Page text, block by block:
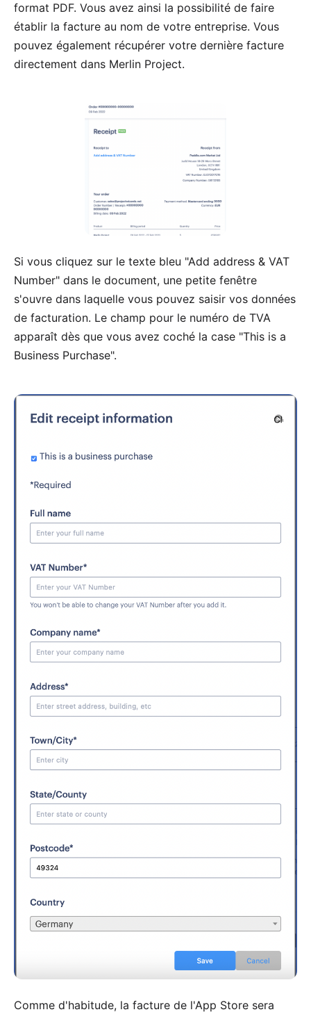
format PDF. Vous avez ainsi la possibilité de faire
établir la facture au nom de votre entreprise. Vous
pouvez également récupérer votre dernière facture
directement dans Merlin Project.
Si vous cliquez sur le texte bleu "Add address & VAT
Number" dans le document, une petite fenêtre
s'ouvre dans laquelle vous pouvez saisir vos données
de facturation. Le champ pour le numéro de TVA
apparaît dès que vous avez coché la case "This is a
Business Purchase".
Comme d'habitude, la facture de l'App Store sera